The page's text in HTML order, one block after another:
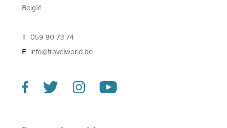
België
T 059 80 73 74
E info@travelworld.be